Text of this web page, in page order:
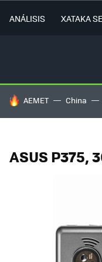
ANÁLISIS XATAKA
HOY SE HABLA DE
AEMET China
ASUS P375,